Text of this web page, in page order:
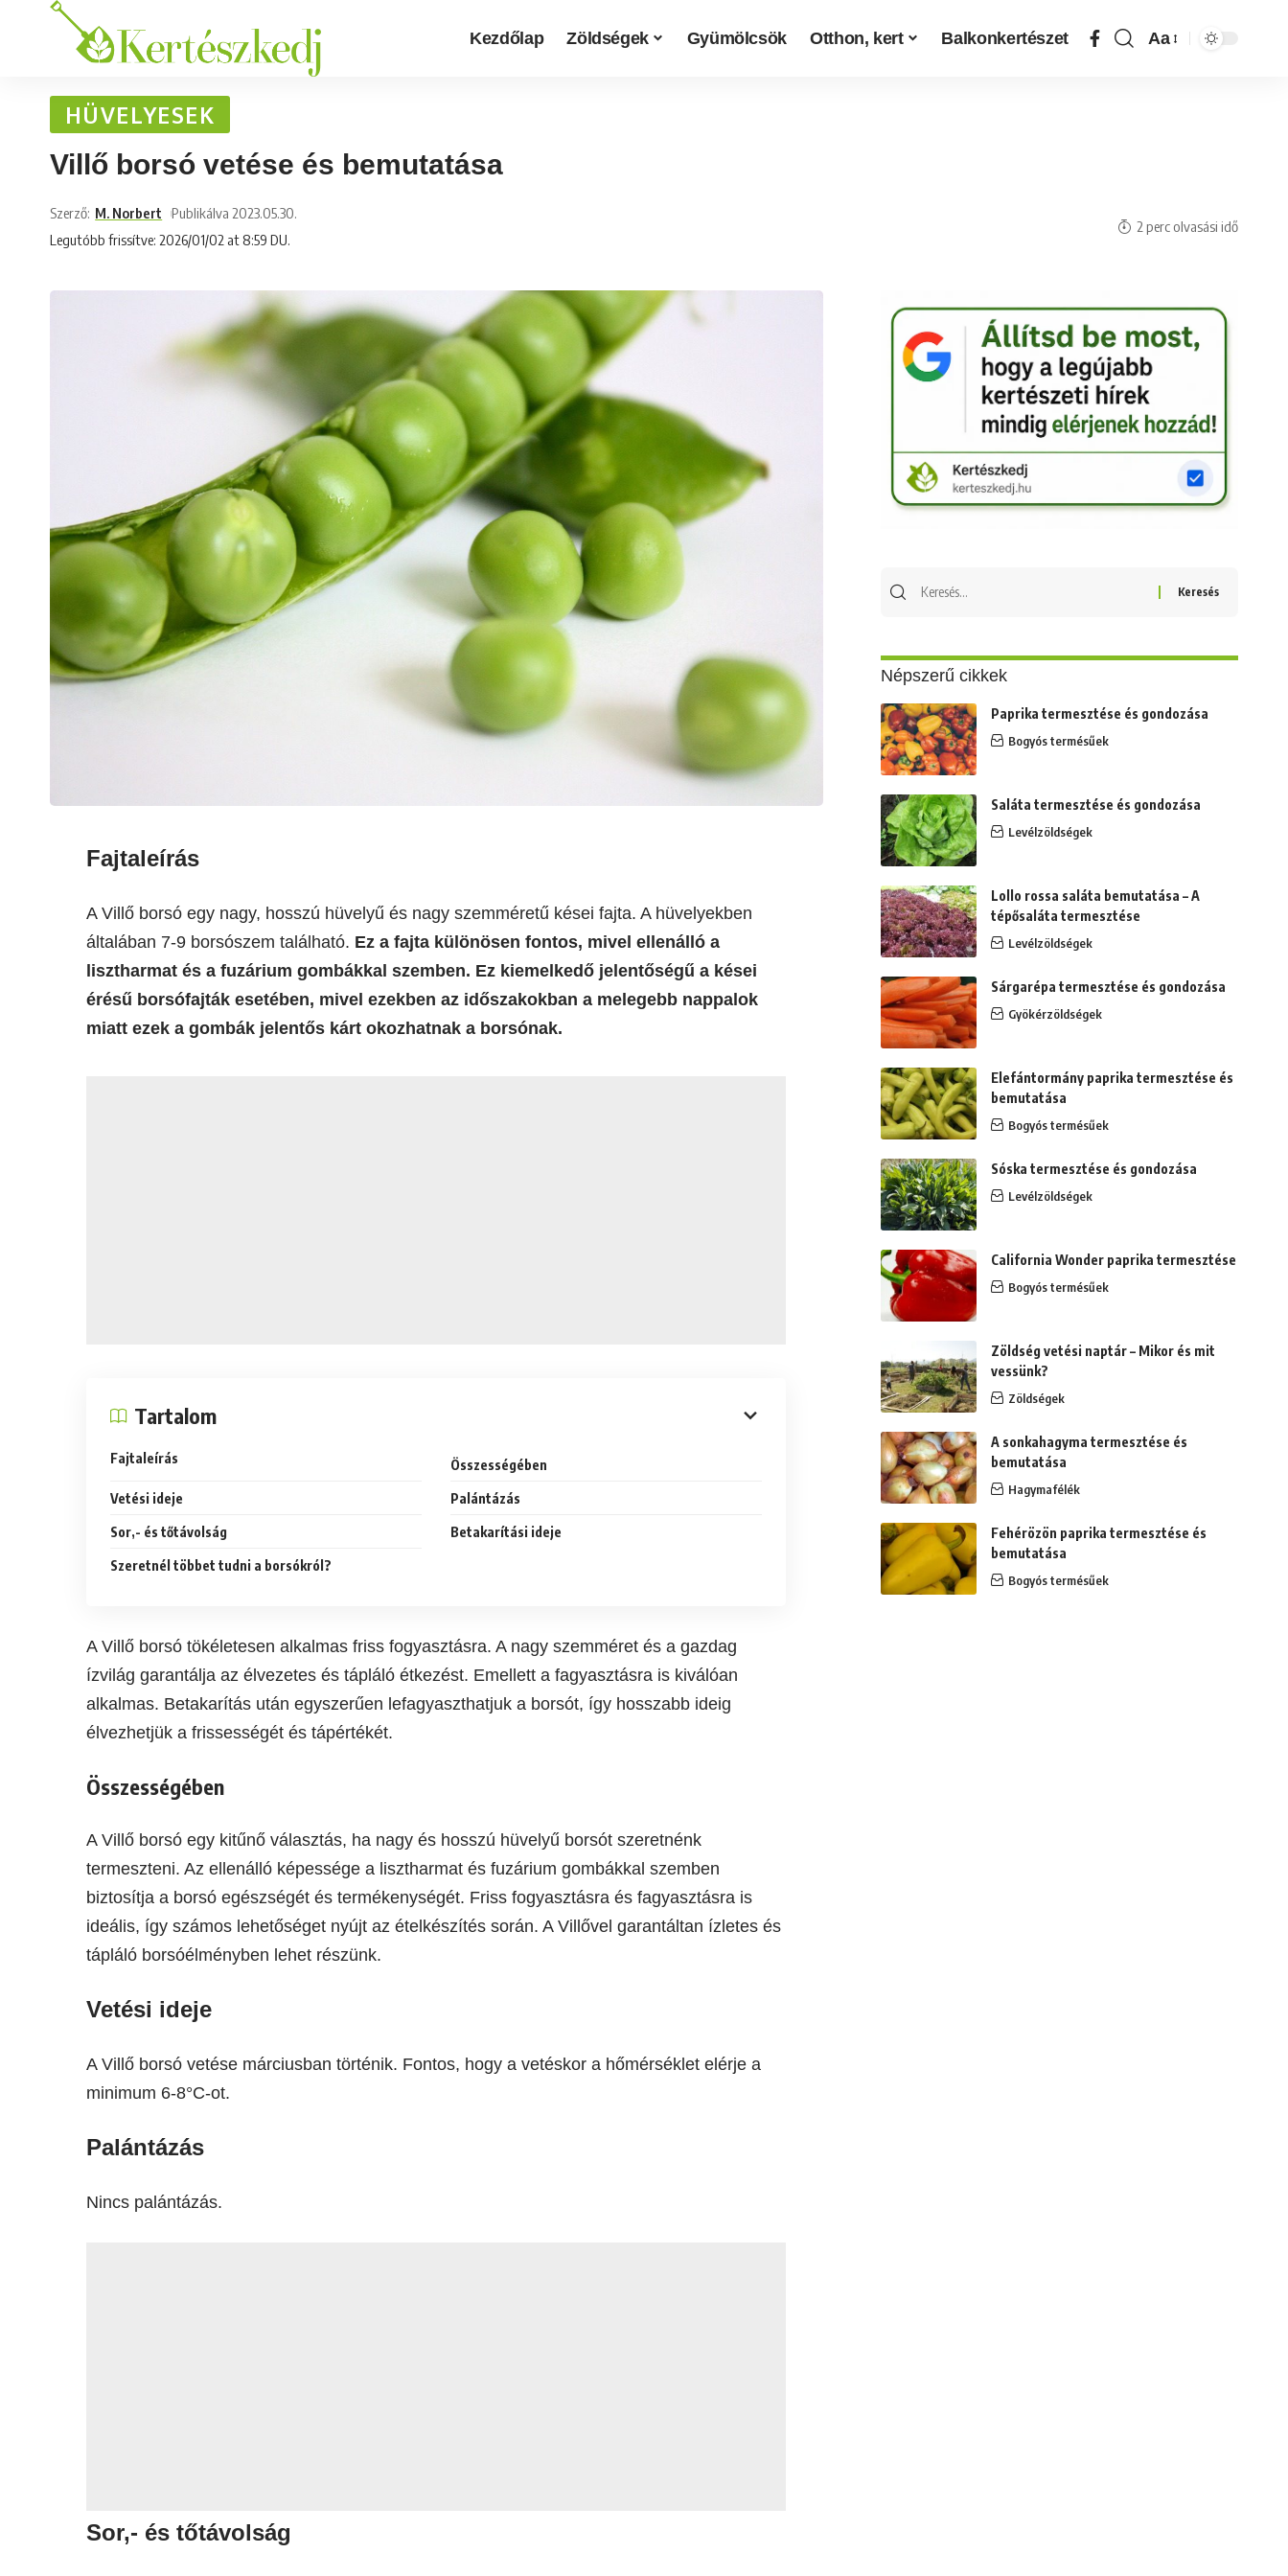
Kezdőlap Zöldségek Gyümölcsök Otthon, kert Balkonkertészet Aa
HÜVELYESEK
Villő borsó vetése és bemutatása
Legutóbb frissítve: 2026/01/02 at 8:59 DU.
Szerző: M. Norbert Publikálva 2023.05.30.
2 perc olvasási idő
Fajtaleírás
A Villő borsó egy nagy, hosszú hüvelyű és nagy szemméretű kései fajta. A hüvelyekben
általában 7-9 borsószem található. Ez a fajta különösen fontos, mivel ellenálló a
lisztharmat és a fuzárium gombákkal szemben. Ez kiemelkedő jelentőségű a kései
érésű borsófajták esetében, mivel ezekben az időszakokban a melegebb nappalok
miatt ezek a gombák jelentős kárt okozhatnak a borsónak.
Tartalom
Fajtaleírás Összességében
Vetési ideje Palántázás
Sor,- és tőtávolság Betakarítási ideje
Szeretnél többet tudni a borsókról?
A Villő borsó tökéletesen alkalmas friss fogyasztásra. A nagy szemméret és a gazdag
ízvilág garantálja az élvezetes és tápláló étkezést. Emellett a fagyasztásra is kiválóan
alkalmas. Betakarítás után egyszerűen lefagyaszthatjuk a borsót, így hosszabb ideig
élvezhetjük a frissességét és tápértékét.
Összességében
A Villő borsó egy kitűnő választás, ha nagy és hosszú hüvelyű borsót szeretnénk
termeszteni. Az ellenálló képessége a lisztharmat és fuzárium gombákkal szemben
biztosítja a borsó egészségét és termékenységét. Friss fogyasztásra és fagyasztásra is
ideális, így számos lehetőséget nyújt az ételkészítés során. A Villővel garantáltan ízletes és
tápláló borsóélményben lehet részünk.
Vetési ideje
A Villő borsó vetése márciusban történik. Fontos, hogy a vetéskor a hőmérséklet elérje a
minimum 6-8°C-ot.
Palántázás
Nincs palántázás.
Sor,- és tőtávolság
Népszerű cikkek
Paprika termesztése és gondozása
Bogyós termésűek
Saláta termesztése és gondozása
Levélzöldségek
Lollo rossa saláta bemutatása – A
tépősaláta termesztése
Levélzöldségek
Sárgarépa termesztése és gondozása
Gyökérzöldségek
Elefántormány paprika termesztése és
bemutatása
Bogyós termésűek
Sóska termesztése és gondozása
Levélzöldségek
California Wonder paprika termesztése
Bogyós termésűek
Zöldség vetési naptár – Mikor és mit
vessünk?
Zöldségek
A sonkahagyma termesztése és
bemutatása
Hagymafélék
Fehérözön paprika termesztése és
bemutatása
Bogyós termésűek